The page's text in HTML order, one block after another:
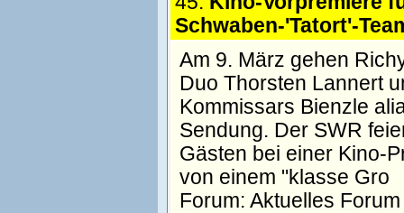
Schwaben-'Tatort'-
Am 9. März gehen
Duo Thorsten Lannert
Kommissars Bienzle
Sendung. Der SWR
Gästen bei einer Kino-
von einem "klasse Gro
Forum: Aktuelles Forum